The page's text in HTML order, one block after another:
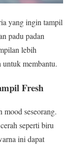
yang ingin tampil
padu padan
lebih
membantu.
Fresh
mood seseorang.
seperti biru
ini dapat